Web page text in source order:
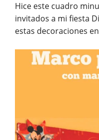
Hice este cuadro
invitados a mi fiesta
estas decoraciones